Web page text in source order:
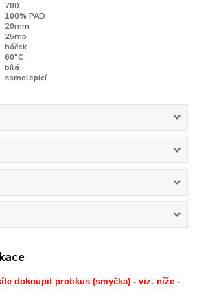
780
100% PAD
20mm
25mb
háček
60°C
bílá
samolepící
dokoupit protikus (smyčka) - viz. níže -